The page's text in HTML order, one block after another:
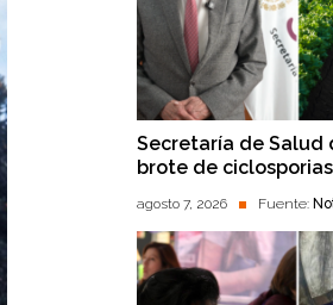
Secretaría de Salud
brote de
agosto 7, 2026 Fuente: